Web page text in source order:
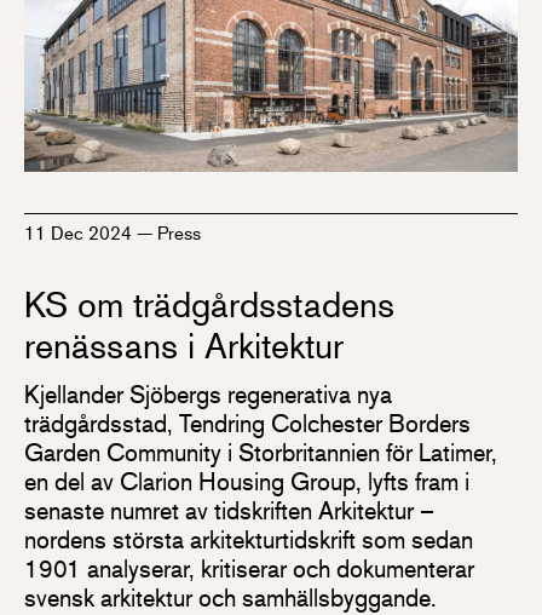
11 Dec 2024 — Press
KS om trädgårdsstadens
renässans i Arkitektur
Kjellander Sjöbergs regenerativa nya
trädgårdsstad, Tendring Colchester Borders
Garden Community i Storbritannien för Latimer,
en del av Clarion Housing Group, lyfts fram i
senaste numret av tidskriften Arkitektur –
nordens största arkitekturtidskrift som sedan
1901 analyserar, kritiserar och dokumenterar
svensk arkitektur och samhällsbyggande.